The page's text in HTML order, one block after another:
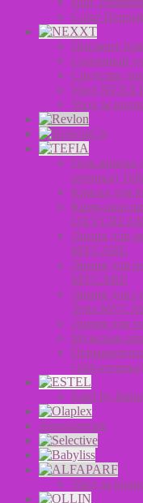
Color
Пигмент
Салонный
Средства
Уход
Уход за
Гель-
оттенка)
Краска для
Крем-
Линия для
MYCARE
Линия для
MYCARE
Линия для
Tefia
Линия для
Мужская
(104
Estel by
Антисептик
Уход за